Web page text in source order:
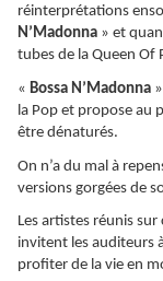
réinterprétations
N’Madonna » et
tubes de la Queen Of
« Bossa N’Madonna
la Pop et propose au
être dénaturés.
On n’a du mal à
versions gorgées de
Les artistes réunis
invitent les auditeurs
profiter de la vie en